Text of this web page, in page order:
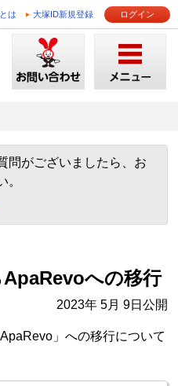
は 大塚ID新規登録 ログイン
問がございましたら、お
。
への移行
2023年 5月 9日公開
」への移行について